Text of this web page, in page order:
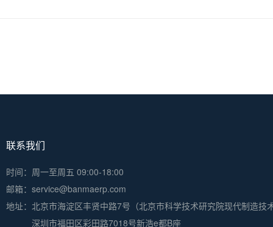
联系我们
时间：周一至周五 09:00-18:00
邮箱：service@banmaerp.com
地址： 北京市海淀区丰贤中路7号（北京市科学技术研究院现代制造技
深圳市福田区彩田路7018号新浩e都B座